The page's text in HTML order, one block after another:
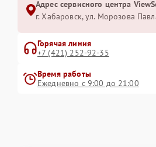
Адрес сервисного центра
г. Хабаровск, ул. Морозова
Горячая линия
+7 (421) 252-92-35
Время работы
Ежедневно с 9:00 до 21:00